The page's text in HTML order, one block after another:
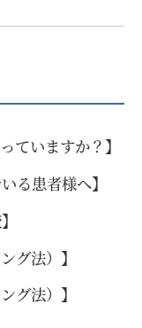
ていますか？】
る患者様へ】
グ法）】
グ法）】